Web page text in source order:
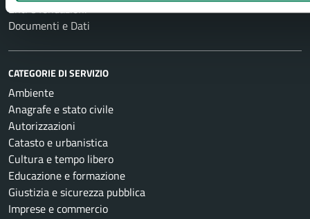
Enti e fondazioni
Documenti e Dati
CATEGORIE DI SERVIZIO
Ambiente
Anagrafe e stato civile
Autorizzazioni
Catasto e urbanistica
Cultura e tempo libero
Educazione e formazione
Giustizia e sicurezza pubblica
Imprese e commercio